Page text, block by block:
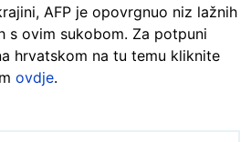
AFP je opovrgnuo niz lažnih
s ovim sukobom. Za potpuni
hrvatskom na tu temu kliknite
ovdje.